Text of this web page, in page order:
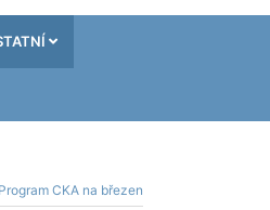
Program CKA na březen